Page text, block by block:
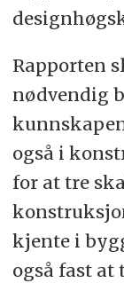
Rapporten
nødvendig
også i
for at tre
kjente i
også fast at